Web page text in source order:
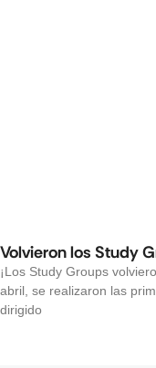
Volvieron los Study
¡Los Study Groups
abril, se realizaron las
dirigido